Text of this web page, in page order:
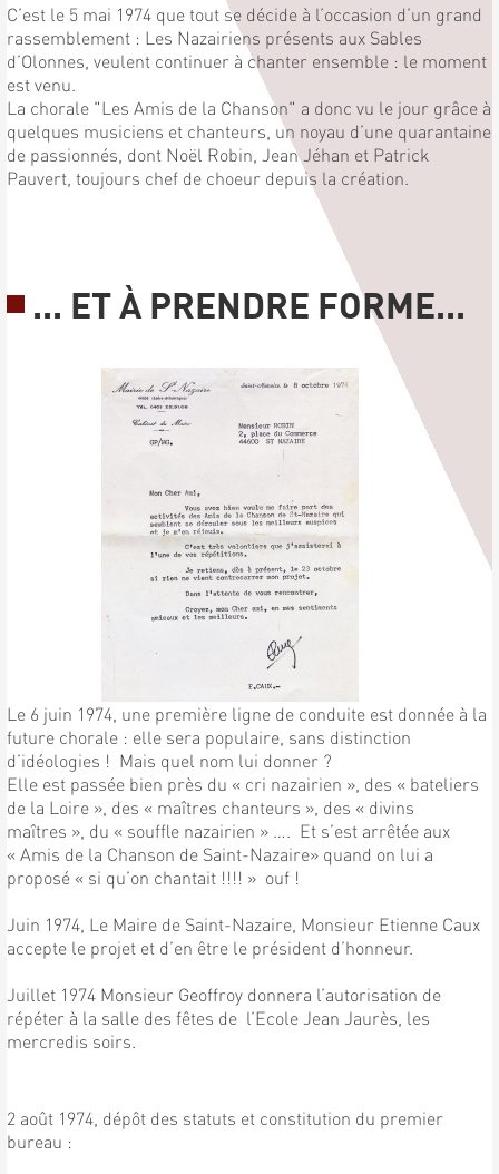
C’est le 5 mai 1974 que tout se décide à l’occasion d’un grand
rassemblement : Les Nazairiens présents aux Sables
d’Olonnes, veulent continuer à chanter ensemble : le moment
est venu.
La chorale "Les Amis de la Chanson" a donc vu le jour grâce à
quelques musiciens et chanteurs, un noyau d’une quarantaine
de passionnés, dont Noël Robin, Jean Jéhan et Patrick
Pauvert, toujours chef de choeur depuis la création.
... ET À PRENDRE FORME...
Le 6 juin 1974, une première ligne de conduite est donnée à la
future chorale : elle sera populaire, sans distinction
d’idéologies ! Mais quel nom lui donner ?
Elle est passée bien près du « cri nazairien », des « bateliers
de la Loire », des « maîtres chanteurs », des « divins
maîtres », du « souffle nazairien » …. Et s’est arrêtée aux
« Amis de la Chanson de Saint-Nazaire» quand on lui a
proposé « si qu’on chantait !!!! » ouf !
Juin 1974, Le Maire de Saint-Nazaire, Monsieur Etienne Caux
accepte le projet et d’en être le président d’honneur.
Juillet 1974 Monsieur Geoffroy donnera l’autorisation de
répéter à la salle des fêtes de l’Ecole Jean Jaurès, les
mercredis soirs.
2 août 1974, dépôt des statuts et constitution du premier
bureau :